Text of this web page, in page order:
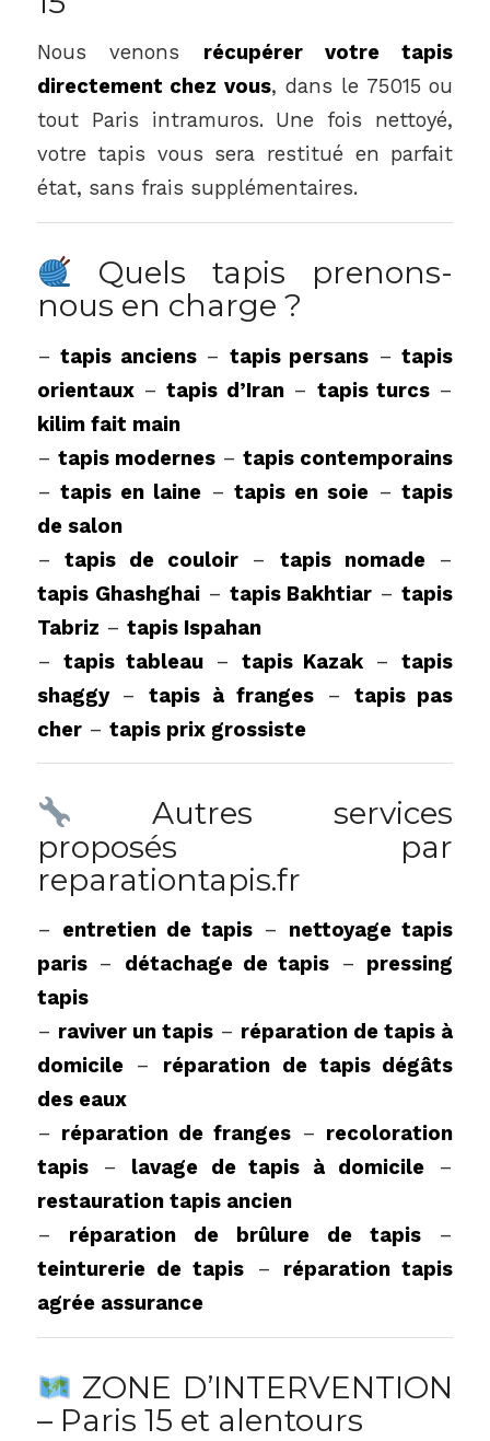
Nous venons récupérer votre tapis
directement chez vous, dans le 75015 ou
tout Paris intramuros. Une fois nettoyé,
votre tapis vous sera restitué en parfait
état, sans frais supplémentaires.
Quels tapis prenons-
nous en charge ?
–tapis anciens– tapis persans –tapis
orientaux–tapis d’Iran– tapis turcs –
kilim fait main
– tapis modernes–tapis contemporains
–tapis en laine–tapis en soie–tapis
de salon
–tapis de couloir–tapis nomade–
tapis Ghashghai– tapis Bakhtiar –tapis
Tabriz – tapis Ispahan
– tapis tableau– tapis Kazak –tapis
shaggy–tapis à franges– tapis pas
cher– tapis prix grossiste
Autres services
proposés par
reparationtapis.fr
– entretien de tapis – nettoyage tapis
paris– détachage de tapis – pressing
tapis
– raviver un tapis– réparation de tapis à
domicile– réparation de tapis dégâts
des eaux
– réparation de franges– recoloration
tapis– lavage de tapis à domicile –
restauration tapis ancien
– réparation de brûlure de tapis–
teinturerie de tapis – réparation tapis
agrée assurance
ZONE D’INTERVENTION
– Paris 15 et alentours